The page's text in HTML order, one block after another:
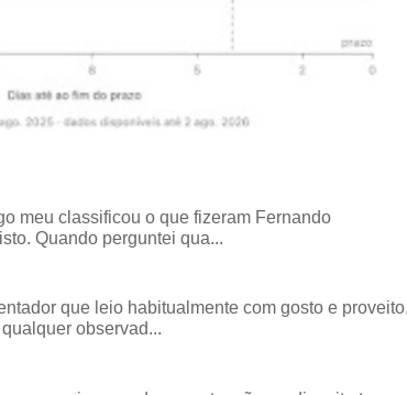
meu classificou o que fizeram Fernando
Quando perguntei qua...
que leio habitualmente com gosto e proveito,
observad...